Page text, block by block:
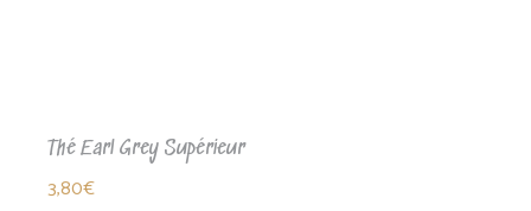
Thé Earl Grey Supérieur
3,80€